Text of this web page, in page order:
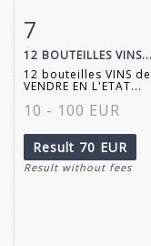
7
12 BOUTEILLES VINS...
12 bouteilles VINS de
VENDRE EN L'ETAT...
10 - 100 EUR
Result 70 EUR
Result without fees